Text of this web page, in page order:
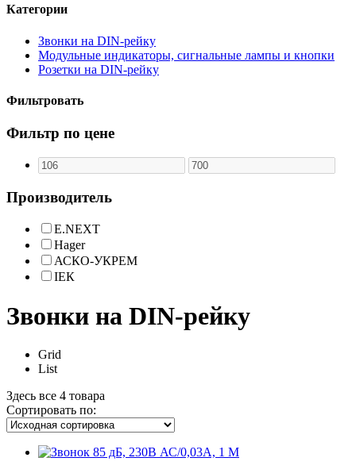
Категории
Звонки на DIN-рейку
Модульные индикаторы, сигнальные лампы и кнопки
Розетки на DIN-рейку
Фильтровать
Фильтр по цене
Производитель
E.NEXT
Hager
АСКО-УКРЕМ
ІЕК
Звонки на DIN-рейку
Grid
List
Здесь все 4 товара
Сортировать по: